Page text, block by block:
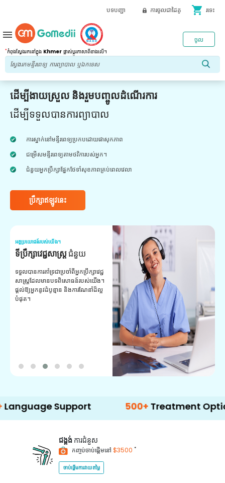
បទបញ្ជា ការចូលជាដៃគូ shopping_cart រទេះ
*កំពុងស្វែងរកនៅក្នុង Khmer ផ្លាស់ប្តូរភាសាពីខាងលើ។
ចូល
menu
ដើម្បីងាយស្រួល និងរួមបញ្ចូលដំណើរការ
ដើម្បីទទួលបានការព្យាបាល
ការស្នាក់នៅមន្ទីរពេទ្យប្រកបដោយផាសុកភាព
ជម្រើសមន្ទីរពេទ្យតាមថវិការបស់អ្នក។
ជំនួយអ្នកប្រឹក្សាផ្នែកថែទាំសុខភាពគ្រប់ពេលវេលា
ប្រឹក្សាឥឡូវនេះ
អត្ថប្រយោជន៍របស់យើង។
ទីប្រឹក្សាវេជ្ជសាស្ត្រជំនួយ
ទទួលបានការគាំទ្រជាប្រចាំពីអ្នកប្រឹក្សាវេជ្ជ
សាស្ត្រដែលមានបទពិសោធន៍របស់យើង។
ផ្តល់ឱ្យអ្នកនូវដំបូន្មាន និងការណែនាំដ៏ល្អ
បំផុត។
Support 500+ Treatment Options
ជង្គង់ ការជំនួស
កញ្ចប់ចាប់ផ្តើមនៅ $3500 *
ចាប់ផ្តើមការវាយតម្លៃ